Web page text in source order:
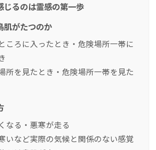
じるのは霊感の第一歩
肌がたつのか
ころに入ったとき・危険場所一帯に
所を見たとき・危険場所一帯を見た
なる・悪寒が走る
いなど実際の気候と関係のない感覚